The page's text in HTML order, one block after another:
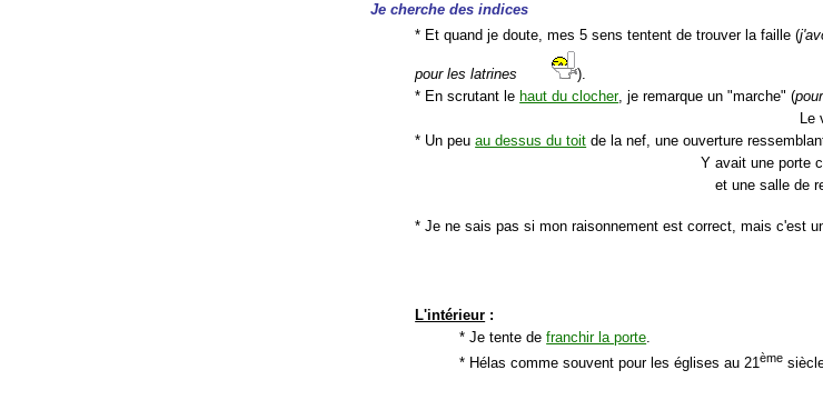
Je cherche des indices
* Et quand je doute, mes 5 sens tentent de trouver la faille (
pour les latrines
).
* En scrutant le haut du clocher, je remarque un "marche" (
Le
* Un peuau dessus du toit de la nef, une ouverture
Y avait une porte
et une salle de
* Je ne sais pas si mon raisonnement est correct, mais c'est
L'intérieur :
* Je tente defranchir la porte.
* Hélas comme souvent pour les églises au 21ème